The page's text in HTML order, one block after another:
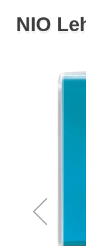
NIO